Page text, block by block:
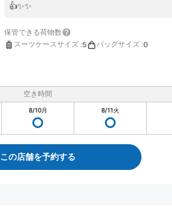
👍✨✨
保管できる荷物数
スーツケースサイズ :5 バッグサイズ :0
空き時間
8/10月 8/11火
この店舗を予約する